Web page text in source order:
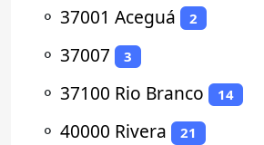
⚬ 37001 Aceguá 2
⚬ 37007 3
⚬ 37100 Rio Branco 14
⚬ 40000 Rivera 21